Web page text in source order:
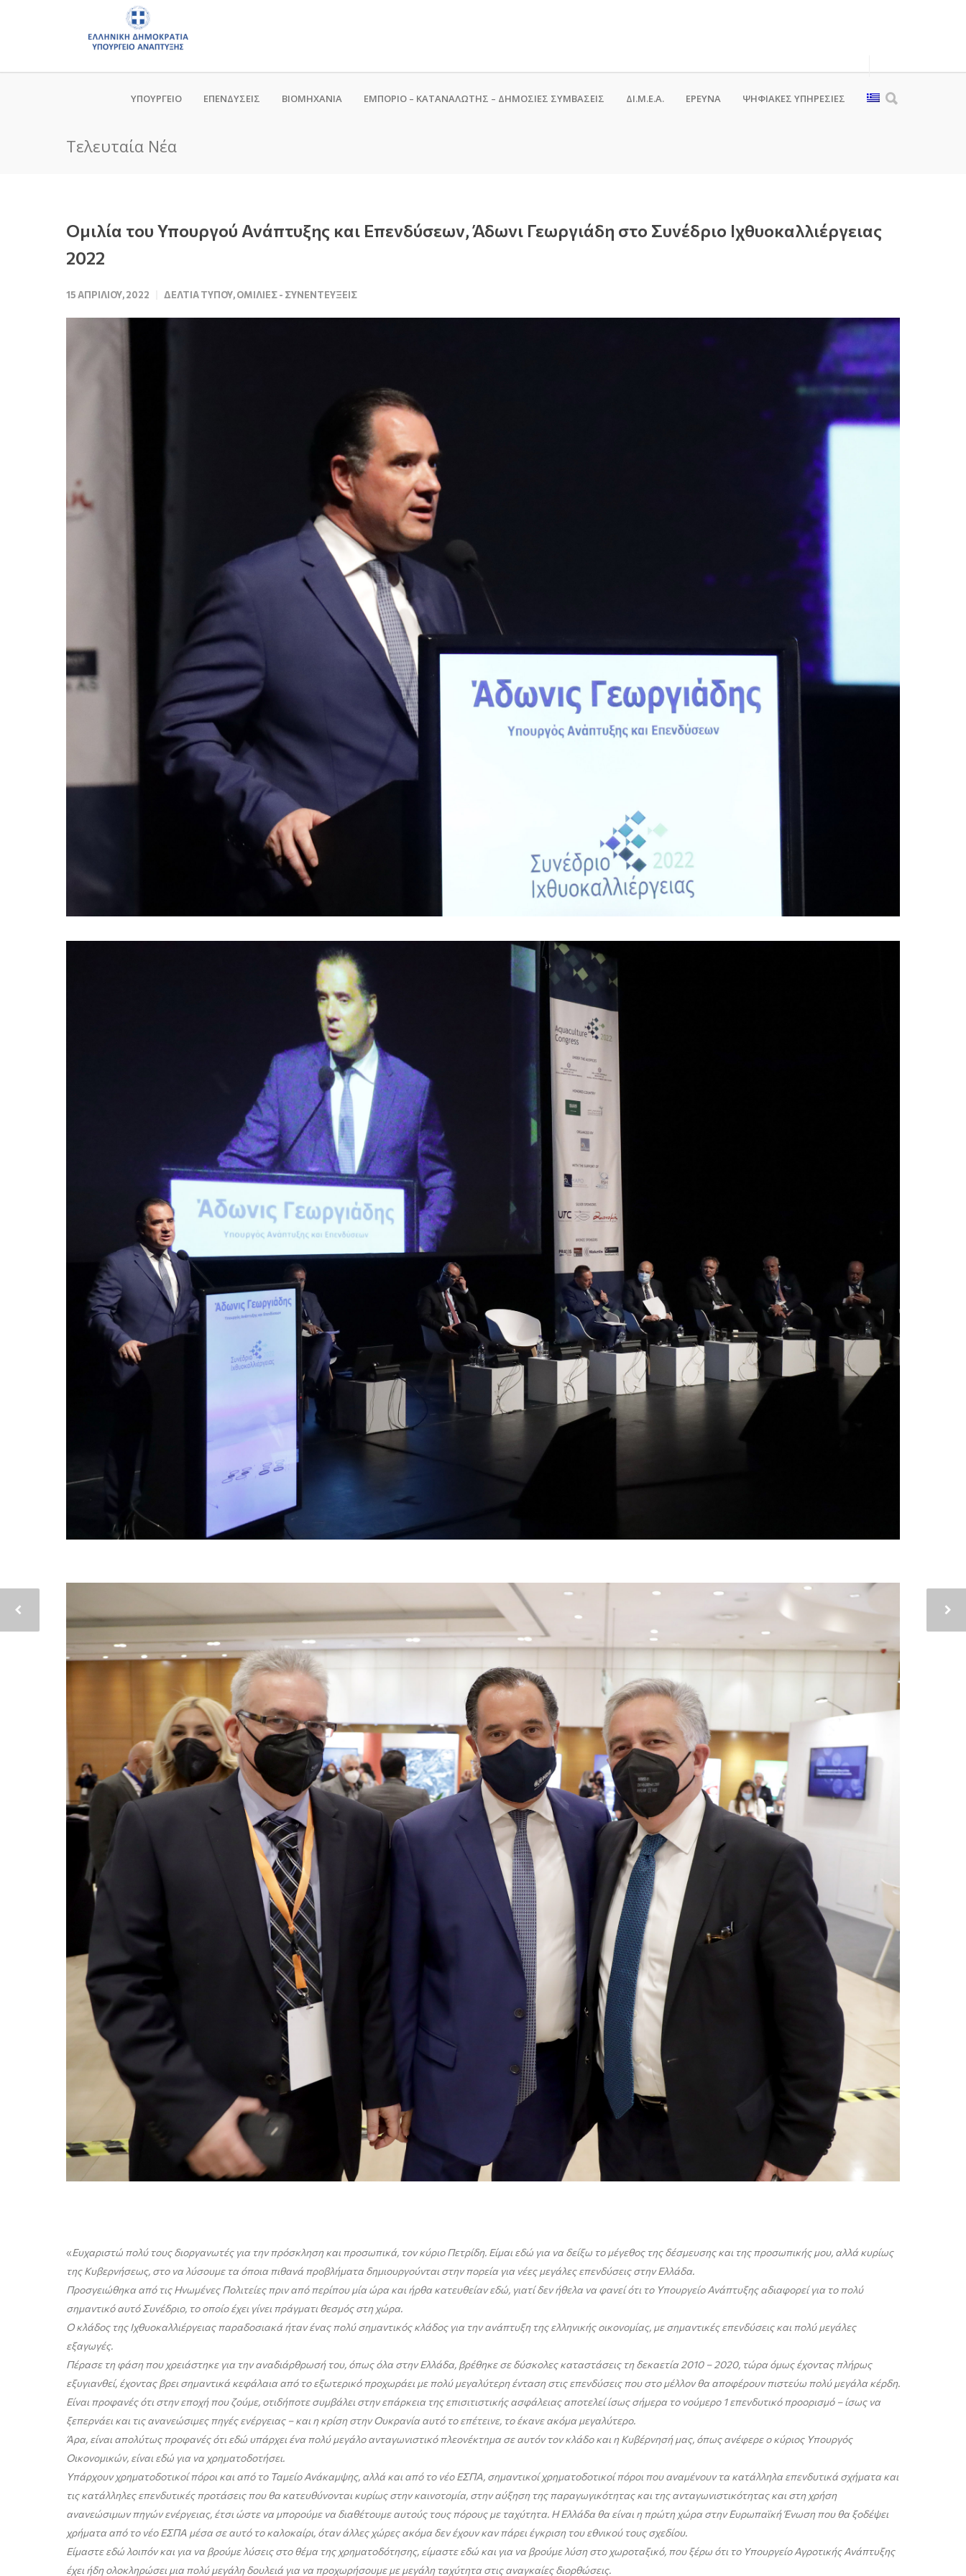
ΥΠΟΥΡΓΕΙΟ ΕΠΕΝΔΥΣΕΙΣ ΒΙΟΜΗΧΑΝΙΑ ΕΜΠΟΡΙΟ – ΚΑΤΑΝΑΛΩΤΗΣ – ΔΗΜΟΣΙΕΣ ΣΥΜΒΑΣΕΙΣ ΔΙ.Μ.Ε.Α. ΕΡΕΥΝΑ ΨΗΦΙΑΚΈΣ ΥΠΗΡΕΣΊΕΣ
Τελευταία Νέα
Ομιλία του Υπουργού Ανάπτυξης και Επενδύσεων, Άδωνι Γεωργιάδη στο Συνέδριο Ιχθυοκαλλιέργειας
2022
15 ΑΠΡΙΛΊΟΥ, 2022 ΔΕΛΤΊΑ ΤΎΠΟΥ,ΟΜΙΛΊΕΣ - ΣΥΝΕΝΤΕΎΞΕΙΣ
«Ευχαριστώ πολύ τους διοργανωτές για την πρόσκληση και προσωπικά, τον κύριο Πετρίδη. Είμαι εδώ για να δείξω το μέγεθος της δέσμευσης και της προσωπικής μου, αλλά κυρίως
της Κυβερνήσεως, στο να λύσουμε τα όποια πιθανά προβλήματα δημιουργούνται στην πορεία για νέες μεγάλες επενδύσεις στην Ελλάδα.
Προσγειώθηκα από τις Ηνωμένες Πολιτείες πριν από περίπου μία ώρα και ήρθα κατευθείαν εδώ, γιατί δεν ήθελα να φανεί ότι το Υπουργείο Ανάπτυξης αδιαφορεί για το πολύ
σημαντικό αυτό Συνέδριο, το οποίο έχει γίνει πράγματι θεσμός στη χώρα.
Ο κλάδος της Ιχθυοκαλλιέργειας παραδοσιακά ήταν ένας πολύ σημαντικός κλάδος για την ανάπτυξη της ελληνικής οικονομίας, με σημαντικές επενδύσεις και πολύ μεγάλες
εξαγωγές.
Πέρασε τη φάση που χρειάστηκε για την αναδιάρθρωσή του, όπως όλα στην Ελλάδα, βρέθηκε σε δύσκολες καταστάσεις τη δεκαετία 2010 – 2020, τώρα όμως έχοντας πλήρως
εξυγιανθεί, έχοντας βρει σημαντικά κεφάλαια από το εξωτερικό προχωράει με πολύ μεγαλύτερη ένταση στις επενδύσεις που στο μέλλον θα αποφέρουν πιστεύω πολύ μεγάλα κέρδη.
Είναι προφανές ότι στην εποχή που ζούμε, οτιδήποτε συμβάλει στην επάρκεια της επισιτιστικής ασφάλειας αποτελεί ίσως σήμερα το νούμερο 1 επενδυτικό προορισμό – ίσως να
ξεπερνάει και τις ανανεώσιμες πηγές ενέργειας – και η κρίση στην Ουκρανία αυτό το επέτεινε, το έκανε ακόμα μεγαλύτερο.
Άρα, είναι απολύτως προφανές ότι εδώ υπάρχει ένα πολύ μεγάλο ανταγωνιστικό πλεονέκτημα σε αυτόν τον κλάδο και η Κυβέρνησή μας, όπως ανέφερε ο κύριος Υπουργός
Οικονομικών, είναι εδώ για να χρηματοδοτήσει.
Υπάρχουν χρηματοδοτικοί πόροι και από το Ταμείο Ανάκαμψης, αλλά και από το νέο ΕΣΠΑ, σημαντικοί χρηματοδοτικοί πόροι που αναμένουν τα κατάλληλα επενδυτικά σχήματα και
τις κατάλληλες επενδυτικές προτάσεις που θα κατευθύνονται κυρίως στην καινοτομία, στην αύξηση της παραγωγικότητας και της ανταγωνιστικότητας και στη χρήση
ανανεώσιμων πηγών ενέργειας, έτσι ώστε να μπορούμε να διαθέτουμε αυτούς τους πόρους με ταχύτητα. Η Ελλάδα θα είναι η πρώτη χώρα στην Ευρωπαϊκή Ένωση που θα ξοδέψει
χρήματα από το νέο ΕΣΠΑ μέσα σε αυτό το καλοκαίρι, όταν άλλες χώρες ακόμα δεν έχουν καν πάρει έγκριση του εθνικού τους σχεδίου.
Είμαστε εδώ λοιπόν και για να βρούμε λύσεις στο θέμα της χρηματοδότησης, είμαστε εδώ και για να βρούμε λύση στο χωροταξικό, που ξέρω ότι το Υπουργείο Αγροτικής Ανάπτυξης
έχει ήδη ολοκληρώσει μια πολύ μεγάλη δουλειά για να προχωρήσουμε με μεγάλη ταχύτητα στις αναγκαίες διορθώσεις.